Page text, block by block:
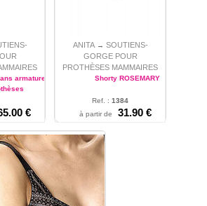
armatures pour
€
ANITA → SOUTIENS-
GORGE POUR
PROTHÈSES MAMMAIRES
Shorty ROSEMARY
Ref. : 1384
38 - 40 - 42 - 44 - 46
à partir de 31.90 €